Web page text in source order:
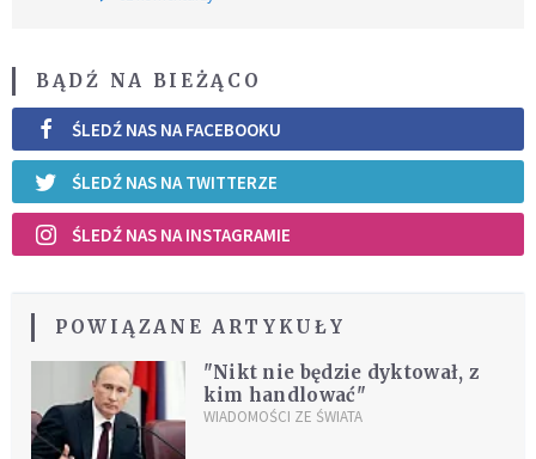
BĄDŹ NA BIEŻĄCO
ŚLEDŹ NAS NA FACEBOOKU
ŚLEDŹ NAS NA TWITTERZE
ŚLEDŹ NAS NA INSTAGRAMIE
POWIĄZANE ARTYKUŁY
"Nikt nie będzie dyktował, z
kim handlować"
WIADOMOŚCI ZE ŚWIATA